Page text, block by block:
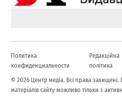
Политика
конфиденциальности
Редакційна
політика
© 2026 Центр медіа. Всі права
матеріалів сайту можливо тільки з